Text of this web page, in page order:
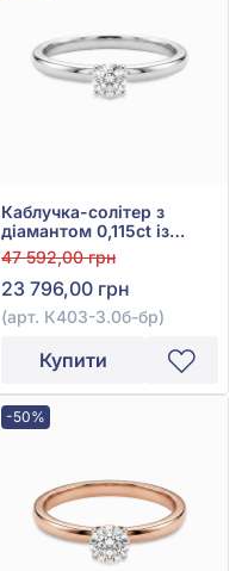
Каблучка-солітер з
діамантом 0,115ct із
білого золота 585°, арт.
К403-3.0б-бр
47 592,00 грн
23 796,00 грн
(арт. К403-3.0б-бр)
Купити
-50%